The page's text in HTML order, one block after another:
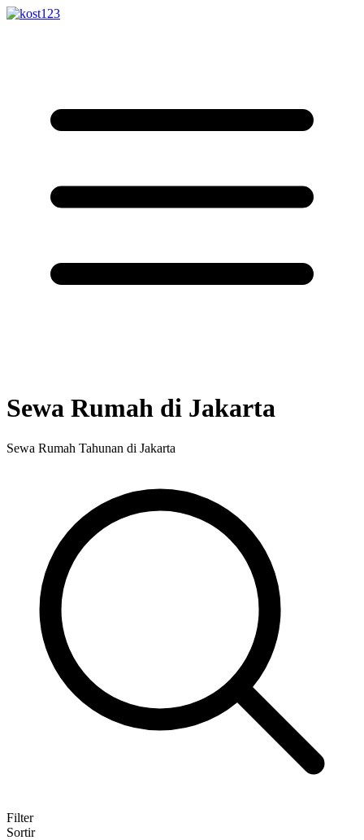
Sewa Rumah di Jakarta
Sewa Rumah Tahunan di Jakarta
Filter
Sortir